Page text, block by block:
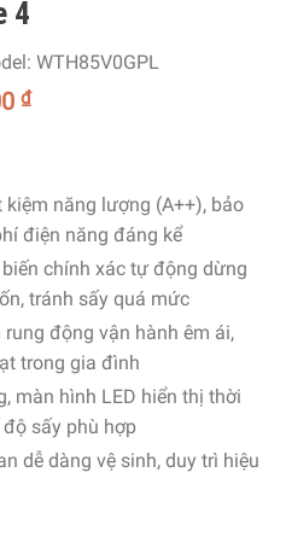
4
WTH85V0GPL
₫
năng lượng (A++), bảo
điện năng đáng kể
chính xác tự động dừng
tránh sấy quá mức
động vận hành êm ái,
trong gia đình
màn hình LED hiển thị thời
sấy phù hợp
dễ dàng vệ sinh, duy trì hiệu